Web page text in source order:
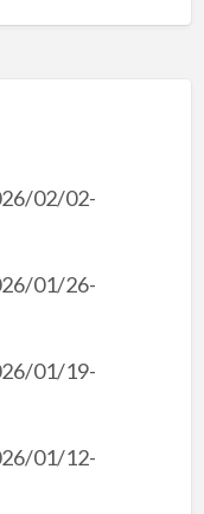
02/02-
01/26-
01/19-
01/12-